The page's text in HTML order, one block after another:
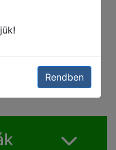
és
Rendben